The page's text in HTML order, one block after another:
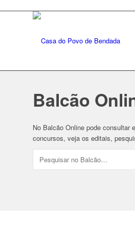
Balcão
No Balcão Online pode consultar
concursos, veja os editais,